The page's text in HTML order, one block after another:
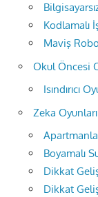
Kodlamalı
Maviş
Okul Öncesi
Isındırıcı
Zeka Oyunları
Boyamalı
Dikkat
Dikkat